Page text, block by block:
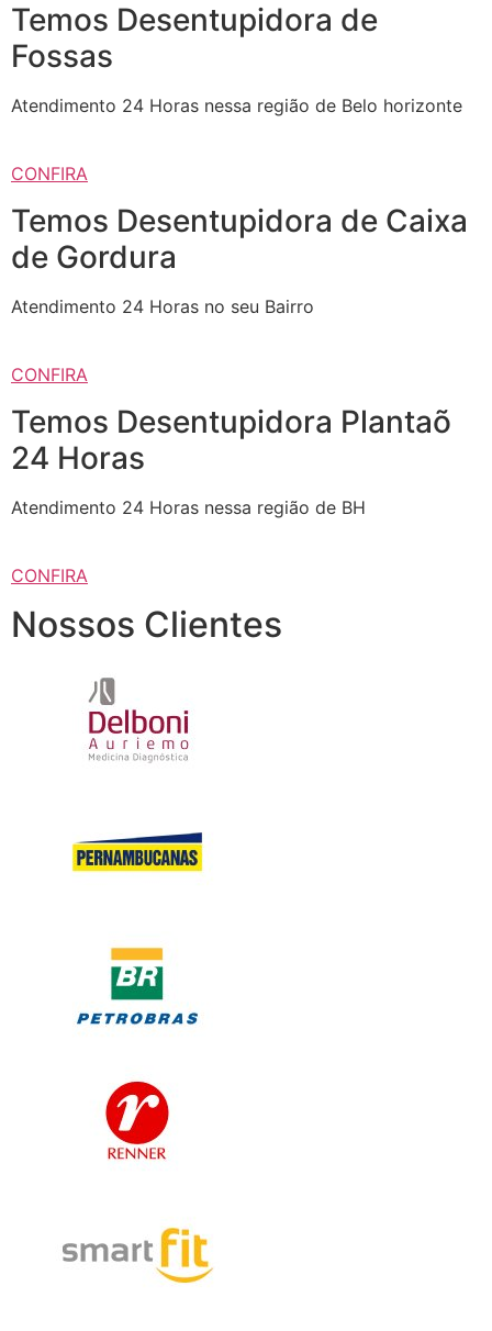
Temos Desentupidora de
Fossas
Atendimento 24 Horas nessa região de Belo horizonte
CONFIRA
Temos Desentupidora de Caixa
de Gordura
Atendimento 24 Horas no seu Bairro
CONFIRA
Temos Desentupidora Plantaõ
24 Horas
Atendimento 24 Horas nessa região de BH
CONFIRA
Nossos Clientes